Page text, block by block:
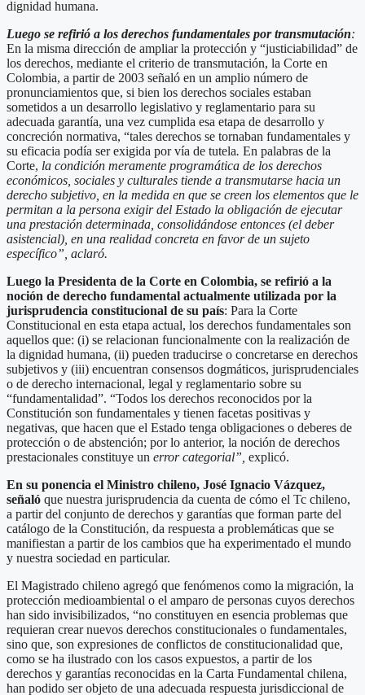
dignidad humana.
Luego se refirió a los derechos fundamentales por transmutación:
En la misma dirección de ampliar la protección y “justiciabilidad” de
los derechos, mediante el criterio de transmutación, la Corte en
Colombia, a partir de 2003 señaló en un amplio número de
pronunciamientos que, si bien los derechos sociales estaban
sometidos a un desarrollo legislativo y reglamentario para su
adecuada garantía, una vez cumplida esa etapa de desarrollo y
concreción normativa, “tales derechos se tornaban fundamentales y
su eficacia podía ser exigida por vía de tutela. En palabras de la
Corte, la condición meramente programática de los derechos
económicos, sociales y culturales tiende a transmutarse hacia un
derecho subjetivo, en la medida en que se creen los elementos que le
permitan a la persona exigir del Estado la obligación de ejecutar
una prestación determinada, consolidándose entonces (el deber
asistencial), en una realidad concreta en favor de un sujeto
específico”, aclaró.
Luego la Presidenta de la Corte en Colombia, se refirió a la
noción de derecho fundamental actualmente utilizada por la
jurisprudencia constitucional de su país: Para la Corte
Constitucional en esta etapa actual, los derechos fundamentales son
aquellos que: (i) se relacionan funcionalmente con la realización de
la dignidad humana, (ii) pueden traducirse o concretarse en derechos
subjetivos y (iii) encuentran consensos dogmáticos, jurisprudenciales
o de derecho internacional, legal y reglamentario sobre su
“fundamentalidad”. “Todos los derechos reconocidos por la
Constitución son fundamentales y tienen facetas positivas y
negativas, que hacen que el Estado tenga obligaciones o deberes de
protección o de abstención; por lo anterior, la noción de derechos
prestacionales constituye un error categorial”, explicó.
En su ponencia el Ministro chileno, José Ignacio Vázquez,
señaló que nuestra jurisprudencia da cuenta de cómo el Tc chileno,
a partir del conjunto de derechos y garantías que forman parte del
catálogo de la Constitución, da respuesta a problemáticas que se
manifiestan a partir de los cambios que ha experimentado el mundo
y nuestra sociedad en particular.
El Magistrado chileno agregó que fenómenos como la migración, la
protección medioambiental o el amparo de personas cuyos derechos
han sido invisibilizados, “no constituyen en esencia problemas que
requieran crear nuevos derechos constitucionales o fundamentales,
sino que, son expresiones de conflictos de constitucionalidad que,
como se ha ilustrado con los casos expuestos, a partir de los
derechos y garantías reconocidas en la Carta Fundamental chilena,
han podido ser objeto de una adecuada respuesta jurisdiccional de